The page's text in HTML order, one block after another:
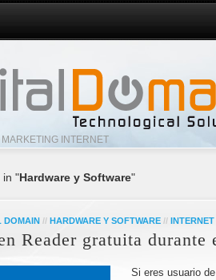
INTERNET
in "Hardware y Software"
DOMAIN // HARDWARE Y SOFTWARE // INTERNET
Reader gratuita durante
Si eres usuario